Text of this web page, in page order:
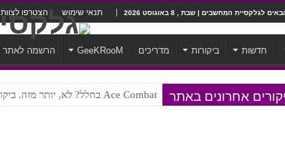
לגלקסיית המחשבים | שבת , 8 באוגוסט 2026 תנאי שימוש הצטרפו לצוות
חדשות ביקורות מדריכים GeeKRooM הרשמה לאתר
אחרונים באתר Ace Combat בחלל? לא, יותר מזה. ביקורת המשחק Chorus
Steven Universe והשירים שתורגמו בצורה נוראית לעברית